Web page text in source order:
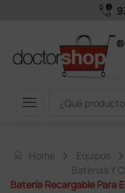
call_quality
menu
home Home Equipos
Baterías Y
Batería Recargable Para